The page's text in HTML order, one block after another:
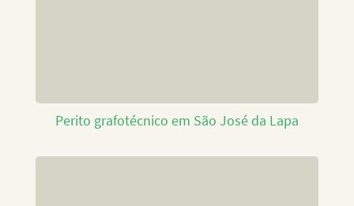
Perito grafotécnico em São José da Lapa